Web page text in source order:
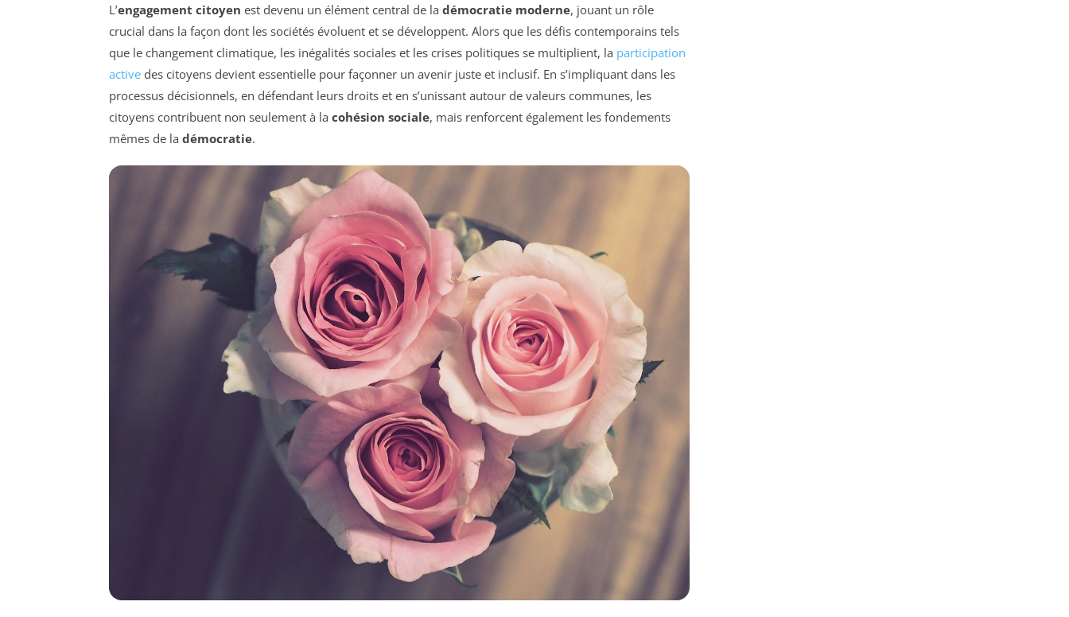
L’engagement citoyen est devenu un élément central de la démocratie moderne, jouant un rôle
crucial dans la façon dont les sociétés évoluent et se développent. Alors que les défis contemporains tels
que le changement climatique, les inégalités sociales et les crises politiques se multiplient, la participation
active des citoyens devient essentielle pour façonner un avenir juste et inclusif. En s’impliquant dans les
processus décisionnels, en défendant leurs droits et en s’unissant autour de valeurs communes, les
citoyens contribuent non seulement à la cohésion sociale, mais renforcent également les fondements
mêmes de la démocratie.